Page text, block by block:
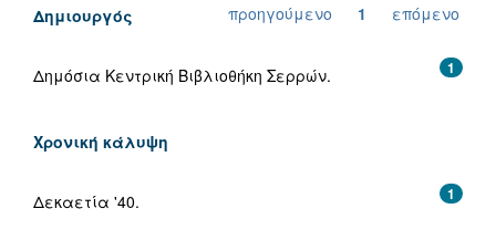
προηγούμενο 1 επόμενο
Δημιουργός
1
Δημόσια Κεντρική Βιβλιοθήκη Σερρών.
Χρονική κάλυψη
1
Δεκαετία '40.